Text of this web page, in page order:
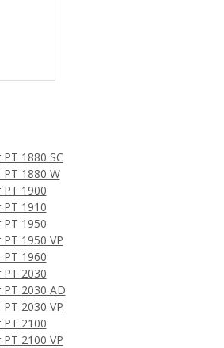
1880 SC
1880 W
1900
1910
1950
1950 VP
1960
2030
2030 AD
2030 VP
2100
2100 VP